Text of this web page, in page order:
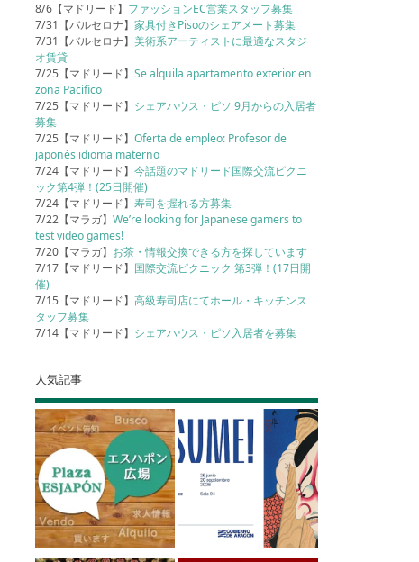
8/6【マドリード】 ファッションEC営業スタッフ募集
7/31【バルセロナ】家具付きPisoのシェアメート募集
7/31【バルセロナ】美術系アーティストに最適なスタジ
オ賃貸
7/25【マドリード】Se alquila apartamento exterior en
zona Pacifico
7/25【マドリード】 シェアハウス・ピソ 9月からの入居者
募集
7/25【マドリード】Oferta de empleo: Profesor de
japonés idioma materno
7/24【マドリード】今話題のマドリード国際交流ピクニ
ック第4弾！(25日開催)
7/24【マドリード】寿司を握れる方募集
7/22【マラガ】We’re looking for Japanese gamers to
test video games!
7/20【マラガ】 お茶・情報交換できる方を探しています
7/17【マドリード】 国際交流ピクニック 第3弾！(17日開
催)
7/15【マドリード】高級寿司店にてホール・キッチンス
タッフ募集
7/14【マドリード】 シェアハウス・ピソ入居者を募集
人気記事